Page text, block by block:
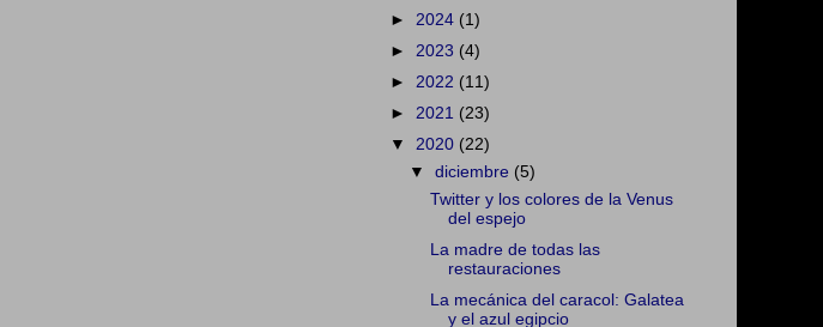
► 2024 (1)
► 2023 (4)
► 2022 (11)
► 2021 (23)
▼ 2020 (22)
▼diciembre (5)
Twitter y los colores de la Venus
del espejo
La madre de todas las
restauraciones
La mecánica del caracol: Galatea
y el azul egipcio